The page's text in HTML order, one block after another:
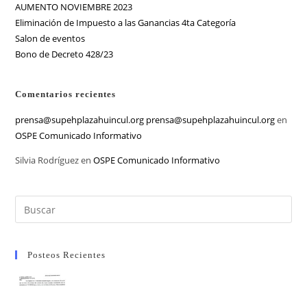
AUMENTO NOVIEMBRE 2023
Eliminación de Impuesto a las Ganancias 4ta Categoría
Salon de eventos
Bono de Decreto 428/23
Comentarios recientes
prensa@supehplazahuincul.org prensa@supehplazahuincul.orgen
OSPE Comunicado Informativo
Silvia RodríguezenOSPE Comunicado Informativo
Posteos Recientes